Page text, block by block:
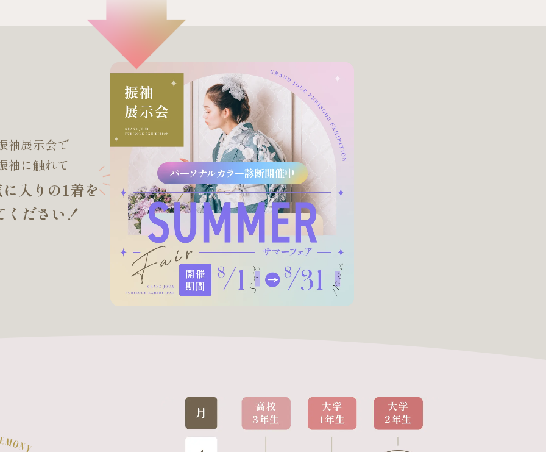
袖展示会で
袖に触れて
入りの1着を
ください！